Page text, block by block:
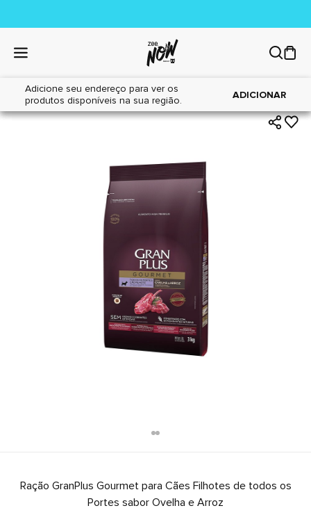
Adicione seu endereço para ver os
produtos disponíveis na sua região.
ADICIONAR
Home|Cães|Alimentos
Ração GranPlus Gourmet para Cães Filhotes de todos os
Portes sabor Ovelha e Arroz